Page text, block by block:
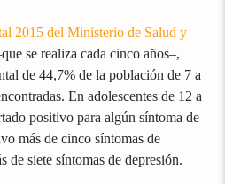
2015 del Ministerio de Salud y
se realiza cada cinco años–,
de 44,7% de la población de 7 a
En adolescentes de 12 a
positivo para algún síntoma de
más de cinco síntomas de
de siete síntomas de depresión.